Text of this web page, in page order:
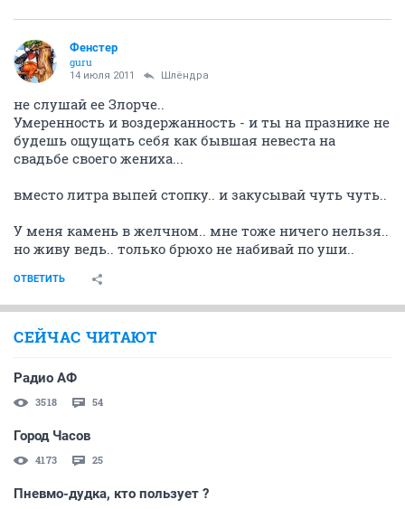
Фенстер
guru
14 июля 2011 Шлёндра
не слушай ее Злорче..
Умеренность и воздержанность - и ты на празнике не
будешь ощущать себя как бывшая невеста на
свадьбе своего жениха...
вместо литра выпей стопку.. и закусывай чуть чуть..
У меня камень в желчном.. мне тоже ничего нельзя..
но живу ведь.. только брюхо не набивай по уши..
ОТВЕТИТЬ
СЕЙЧАС ЧИТАЮТ
Радио АФ
3518 54
Город Часов
4173 25
Пневмо-дудка, кто пользует ?